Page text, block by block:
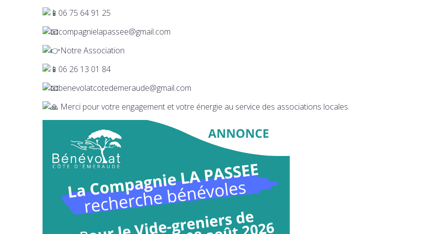
06 75 64 91 25
compagnielapassee@gmail.com
Notre Association
06 26 13 01 84
benevolatcotedemeraude@gmail.com
Merci pour votre engagement et votre énergie au service des associations locales.